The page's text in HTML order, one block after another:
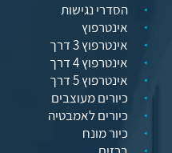
הסדרי נגישות
אינטרפוץ
אינטרפוץ 3 דרך
אינטרפוץ 4 דרך
אינטרפוץ 5 דרך
כיורים מעוצבים
כיורים לאמבטיה
כיור מונח